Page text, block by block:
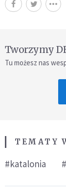
Tworzymy
Tu możesz nas
TEMATY
#katalonia